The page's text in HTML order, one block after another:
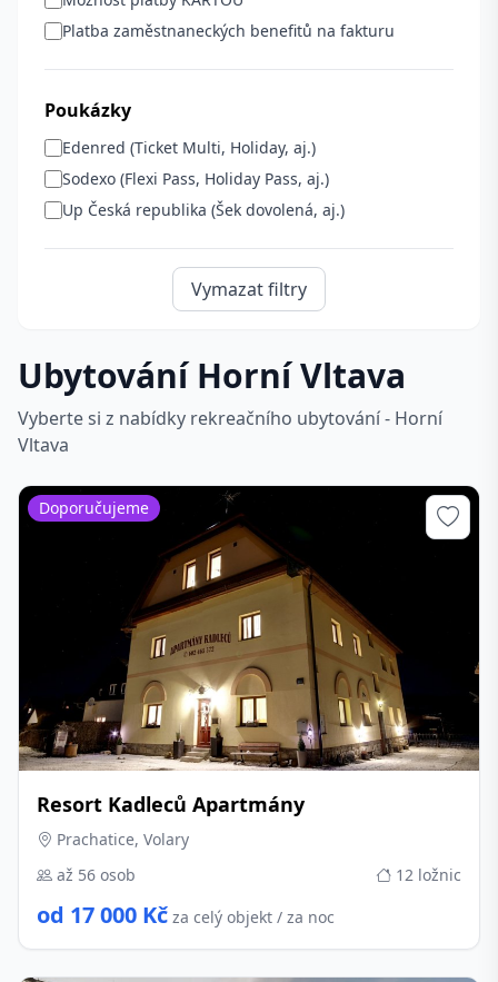
Platba zaměstnaneckých benefitů na fakturu
Poukázky
Edenred (Ticket Multi, Holiday, aj.)
Sodexo (Flexi Pass, Holiday Pass, aj.)
Up Česká republika (Šek dovolená, aj.)
Vymazat filtry
Ubytování Horní Vltava
Vyberte si z nabídky rekreačního ubytování - Horní
Vltava
Resort Kadleců Apartmány
Prachatice, Volary
až 56 osob
12 ložnic
od 17 000 Kč za celý objekt / za noc
Doporučujeme